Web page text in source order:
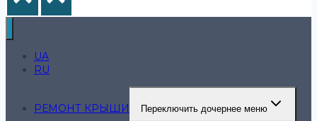
UA
RU
РЕМОНТ КРЫШИ Переключить дочернее меню